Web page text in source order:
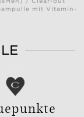
mit Vitamin-